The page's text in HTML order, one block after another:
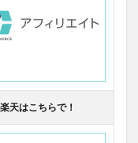
楽天はこちらで！